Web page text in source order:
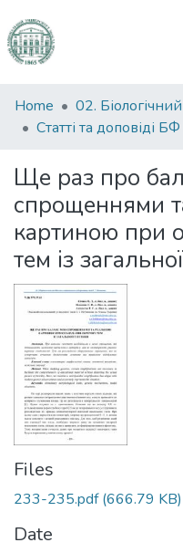
Communities
&
All of DSpace
Statistics
Home
02.
Статті та доповіді БФ
Ще раз про
спрощеннями
картиною при
тем із
Files
233-235.pdf(666.79 KB)
Date